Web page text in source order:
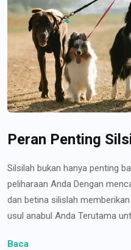
Peran Penting
Silsilah bukan hanya penting
peliharaan Anda Dengan
dan betina silislah
usul anabul Anda Terutama
Baca